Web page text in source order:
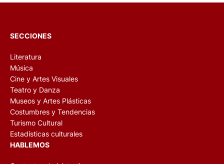
SECCIONES
Literatura
Música
Cine y Artes Visuales
Teatro y Danza
Museos y Artes Plásticas
Costumbres y Tendencias
Turismo Cultural
Estadísticas culturales
HABLEMOS